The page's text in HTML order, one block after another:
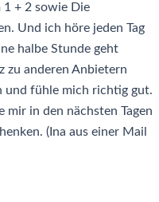
1 + 2 sowie Die
Und ich höre jeden Tag
halbe Stunde geht
zu anderen Anbietern
und fühle mich richtig gut.
mir in den nächsten Tagen
(Ina aus einer Mail